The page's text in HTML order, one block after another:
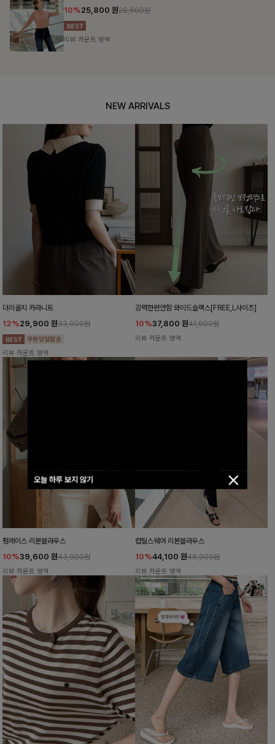
오늘 하루 보지 않기
10%25,800 원28,600원
리뷰 카운트 영역
NEW ARRIVALS
더리골지 카라니트
12%29,900 원33,900원
리뷰 카운트 영역
강력한편안함 와이드슬랙스[FREE,L사이즈]
10%37,800 원41,900원
리뷰 카운트 영역
펌레이스 리본블라우스
10%39,600 원43,900원
리뷰 카운트 영역
럽틸스퀘어 리본블라우스
10%44,100 원48,900원
리뷰 카운트 영역